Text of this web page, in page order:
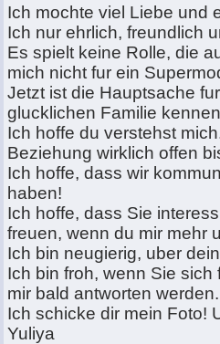
Ich mochte viel Liebe und
Ich nur ehrlich, freundlich
Es spielt keine Rolle, die
mich nicht fur ein
Jetzt ist die Hauptsache
glucklichen Familie
Ich hoffe du verstehst
Beziehung wirklich offen
Ich hoffe, dass wir
haben!
Ich hoffe, dass Sie
freuen, wenn du mir mehr
Ich bin neugierig, uber
Ich bin froh, wenn Sie
mir bald antworten werden.
Ich schicke dir mein Foto!
Yuliya